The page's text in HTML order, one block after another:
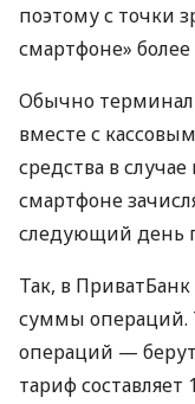
поэтому с точки
смартфоне»
Обычно терминал
вместе с
средства в
смартфоне
следующий день
Так, в ПриватБанк
суммы операций.
операций —
тариф составляет